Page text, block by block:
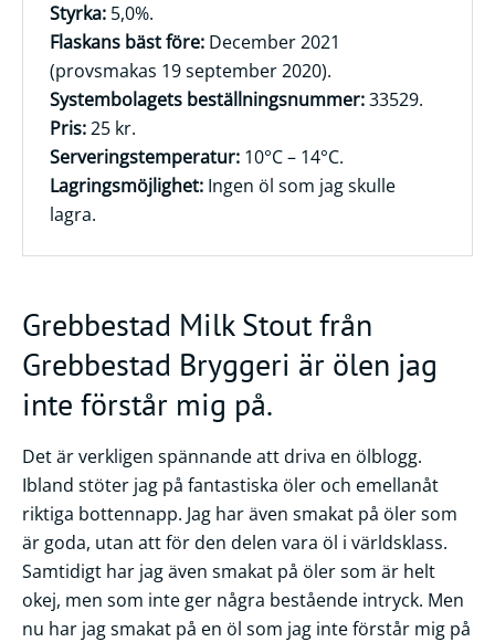
Styrka: 5,0%.
Flaskans bäst före: December 2021
(provsmakas 19 september 2020).
Systembolagets beställningsnummer:33529.
Pris:25 kr.
Serveringstemperatur: 10°C – 14°C.
Lagringsmöjlighet: Ingen öl som jag skulle
lagra.
Grebbestad Milk Stout från
Grebbestad Bryggeri är ölen jag
inte förstår mig på.
Det är verkligen spännande att driva en ölblogg.
Ibland stöter jag på fantastiska öler och emellanåt
riktiga bottennapp. Jag har även smakat på öler som
är goda, utan att för den delen vara öl i världsklass.
Samtidigt har jag även smakat på öler som är helt
okej, men som inte ger några bestående intryck. Men
nu har jag smakat på en öl som jag inte förstår mig på